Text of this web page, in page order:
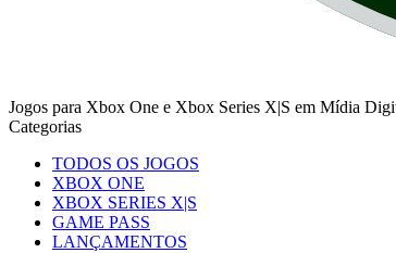
Jogos para Xbox One e Xbox Series X|S em Mídia
Categorias
TODOS OS JOGOS
XBOX ONE
XBOX SERIES X|S
GAME PASS
LANÇAMENTOS